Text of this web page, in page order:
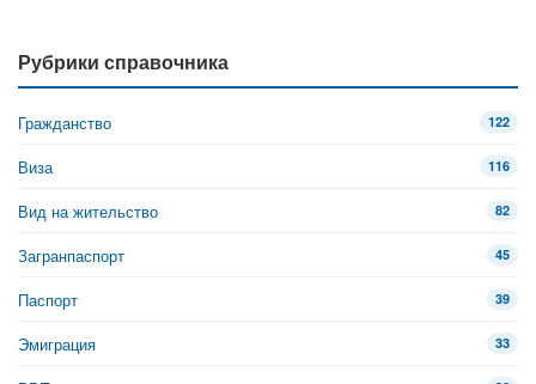
Рубрики справочника
Гражданство 122
Виза 116
Вид на жительство 82
Загранпаспорт 45
Паспорт 39
Эмиграция 33